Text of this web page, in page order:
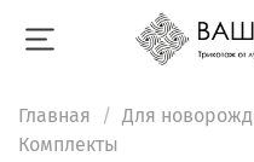
Главная
Для
Комплекты